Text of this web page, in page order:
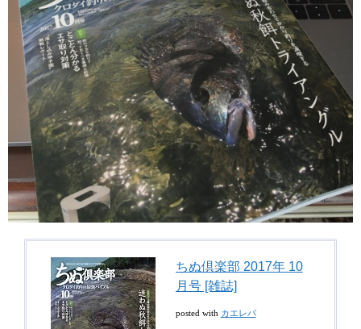
ちぬ倶楽部 2017年 10
月号 [雑誌]
posted with カエレバ